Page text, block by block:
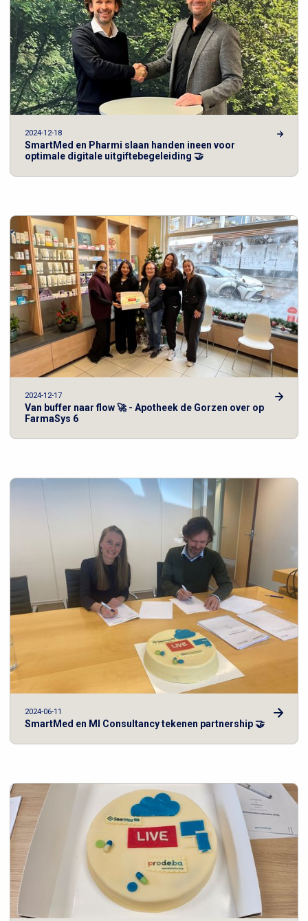
2024-12-18
SmartMed en Pharmi slaan handen ineen voor
optimale digitale uitgiftebegeleiding 🤝
2024-12-17
Van buffer naar flow 🚀 - Apotheek de Gorzen over op
FarmaSys 6
2024-06-11
SmartMed en MI Consultancy tekenen partnership 🤝